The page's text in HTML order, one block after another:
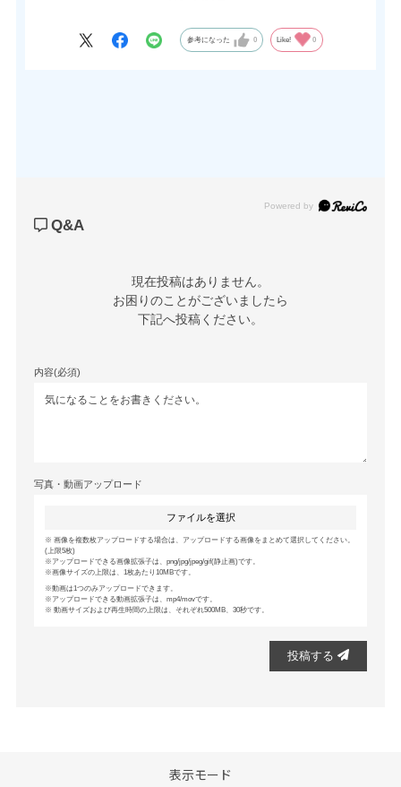
キーハンドルの為、作業時に見分けがつきやすいです。
参考になった 0 Like! 0
Powered by
Q&A
現在投稿はありません。
お困りのことがございましたら
下記へ投稿ください。
内容(必須)
写真・動画アップロード
ファイルを選択
画像を複数枚アップロードする場合は、アップロードする画像をまとめて選択してください。
(上限5枚)
アップロードできる画像拡張子は、png/jpg/jpeg/gif(静止画)です。
画像サイズの上限は、1枚あたり10MBです。
動画は1つのみアップロードできます。
アップロードできる動画拡張子は、mp4/movです。
動画サイズおよび再生時間の上限は、それぞれ500MB、30秒です。
投稿する
表示モード